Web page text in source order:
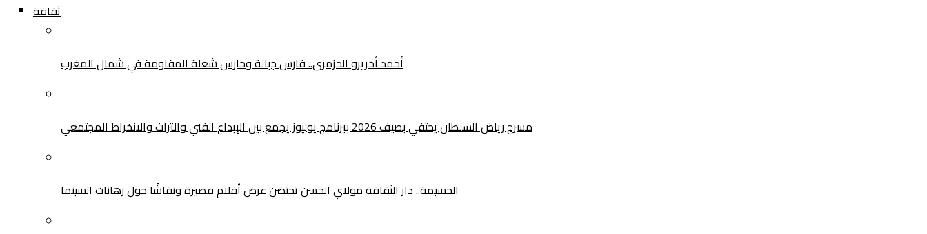
ثقافة
أحمد أخريرو الحزمرى.. فارس جبالة وحارس شعلة المقاومة في شمال المغرب
مسرح رياض السلطان يحتفي بصيف 2026 ببرنامج يوليوز يجمع بين الإبداع الفني والتراث والانخراط المجتمعي
الحسيمة.. دار الثقافة مولاي الحسن تحتضن عرض أفلام قصيرة ونقاشًا حول رهانات السينما